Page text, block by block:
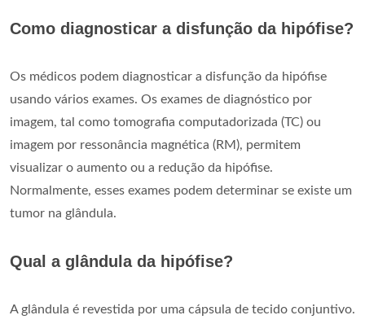
Como diagnosticar a disfunção da hipófise?
Os médicos podem diagnosticar a disfunção da hipófise
usando vários exames. Os exames de diagnóstico por
imagem, tal como tomografia computadorizada (TC) ou
imagem por ressonância magnética (RM), permitem
visualizar o aumento ou a redução da hipófise.
Normalmente, esses exames podem determinar se existe um
tumor na glândula.
Qual a glândula da hipófise?
A glândula é revestida por uma cápsula de tecido conjuntivo.